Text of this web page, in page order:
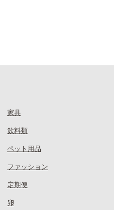
家具
飲料類
ペット用品
ファッション
定期便
卵